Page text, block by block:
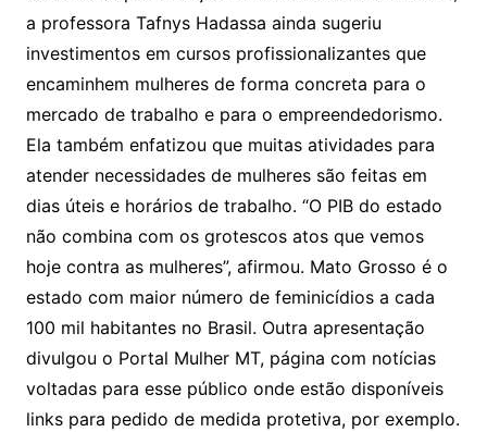
a professora Tafnys Hadassa ainda sugeriu
investimentos em cursos profissionalizantes que
encaminhem mulheres de forma concreta para o
mercado de trabalho e para o empreendedorismo.
Ela também enfatizou que muitas atividades para
atender necessidades de mulheres são feitas em
dias úteis e horários de trabalho. “O PIB do estado
não combina com os grotescos atos que vemos
hoje contra as mulheres”, afirmou. Mato Grosso é o
estado com maior número de feminicídios a cada
100 mil habitantes no Brasil. Outra apresentação
divulgou o Portal Mulher MT, página com notícias
voltadas para esse público onde estão disponíveis
links para pedido de medida protetiva, por exemplo.